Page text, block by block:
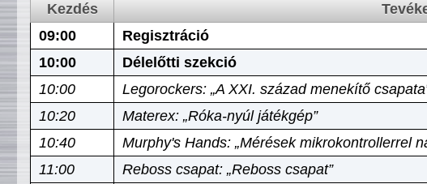
Kezdés
09:00
Regisztráció
10:00
Délelőtti szekció
10:00
Legorockers: „A XXI. század menekítő
10:20
Materex: „Róka-nyúl játékgép”
10:40
Murphy's Hands: „Mérések mikrokontrollerrel
11:00
Reboss csapat: „Reboss csapat”